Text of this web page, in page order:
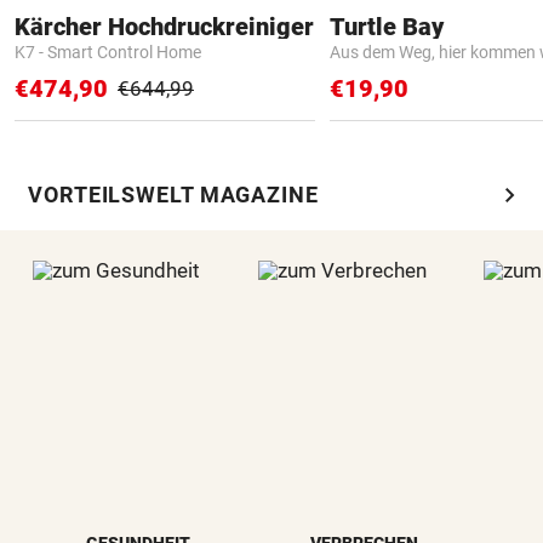
Kärcher Hochdruckreiniger
K7 - Smart Control Home
€474,90 €644,99
Turtle Bay
Aus dem Weg, hier kommen
€19,90
VORTEILSWELT MAGAZINE chevron_right